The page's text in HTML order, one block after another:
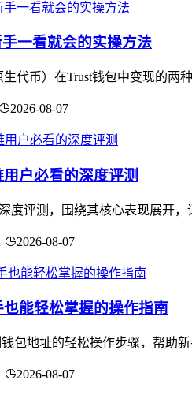
一看就会的实操方法
代币）在Trust钱包中变现的
2026-08-07
户必看的深度评测
度评测，围绕其核心表现展开
2026-08-07
能轻松掌握的操作指南
包地址的轻松操作步骤，帮助
2026-08-07